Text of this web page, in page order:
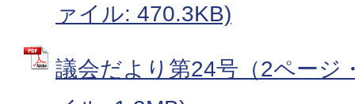
ァイル: 470.3KB)
議会だより第24号（2ページ